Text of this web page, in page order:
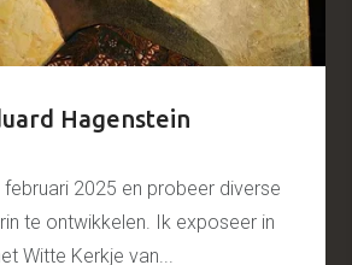
Hagenstein
februari 2025 en probeer diverse
te ontwikkelen. Ik exposeer in
Witte Kerkje van...